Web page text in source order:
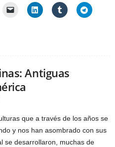
Antiguas
que a través de los años se
y nos han asombrado con sus
se desarrollaron, muchas de